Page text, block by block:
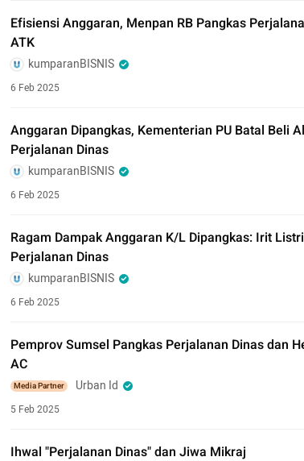
Efisiensi Anggaran, Menpan RB Pangkas
ATK
kumparanBISNIS
6 Feb 2025
Anggaran Dipangkas, Kementerian PU Batal Beli
Perjalanan Dinas
kumparanBISNIS
6 Feb 2025
Ragam Dampak Anggaran K/L Dipangkas: Irit
Perjalanan Dinas
kumparanBISNIS
6 Feb 2025
Pemprov Sumsel Pangkas Perjalanan Dinas dan
AC
Media Partner Urban Id
5 Feb 2025
Ihwal "Perjalanan Dinas" dan Jiwa Mikraj